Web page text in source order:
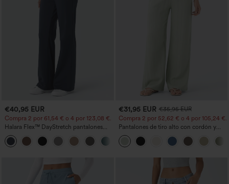
€40,95 EUR
Compra 2 por 61,54 € o 4 por 123,08 €.
Halara Flex™ DayStretch pantalones
acampanados de trabajo de tiro medio
con bolsillo lateral con cremallera
€31,95 EUR €35,95 EUR
Compra 2 por 52,62 € o 4 por 105,24 €.
Pantalones de tiro alto con cordón y
bolsillos, pernera ancha, holgados y de
estilo casual con tacto de lino.